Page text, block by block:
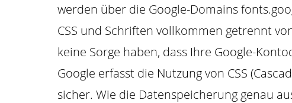
werden über die Google-Domains
CSS und Schriften vollkommen getrennt
keine Sorge haben, dass Ihre Google-
Google erfasst die Nutzung von CSS
sicher. Wie die Datenspeicherung genau